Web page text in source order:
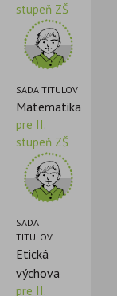
stupeň ZŠ
SADA TITULOV
Matematika
pre II.
stupeň ZŠ
SADA
TITULOV
Etická
výchova
pre II.